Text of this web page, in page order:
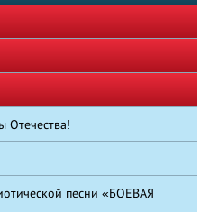
Отечества!
песни «БОЕВАЯ